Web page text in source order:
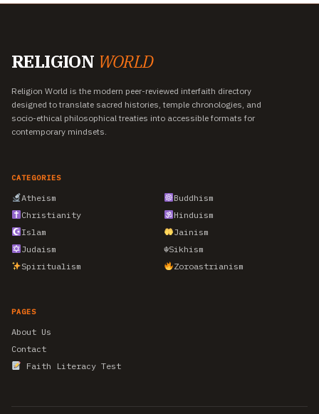
RELIGION WORLD
Religion World is the modern peer-reviewed interfaith directory
designed to translate sacred histories, temple chronologies, and
socio-ethical philosophical treaties into accessible formats for
contemporary mindsets.
CATEGORIES
Atheism
Buddhism
Christianity
Hinduism
Islam
Jainism
Judaism
☬Sikhism
Spiritualism
Zoroastrianism
PAGES
About Us
Contact
Faith Literacy Test